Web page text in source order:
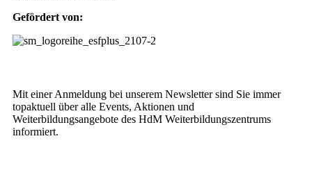
Gefördert von:
Mit einer Anmeldung bei unserem Newsletter sind Sie immer
topaktuell über alle Events, Aktionen und
Weiterbildungsangebote des HdM Weiterbildungszentrums
informiert.